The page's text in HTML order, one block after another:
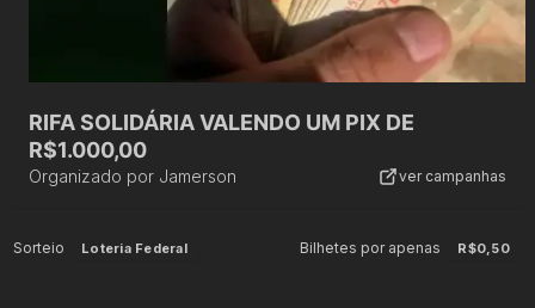
RIFA SOLIDÁRIA VALENDO UM PIX DE
R$1.000,00
Organizado por Jamerson ver campanhas
Sorteio Loteria Federal Bilhetes por apenas R$0,50